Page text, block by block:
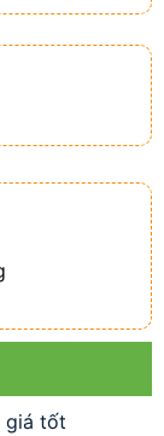
giá tốt